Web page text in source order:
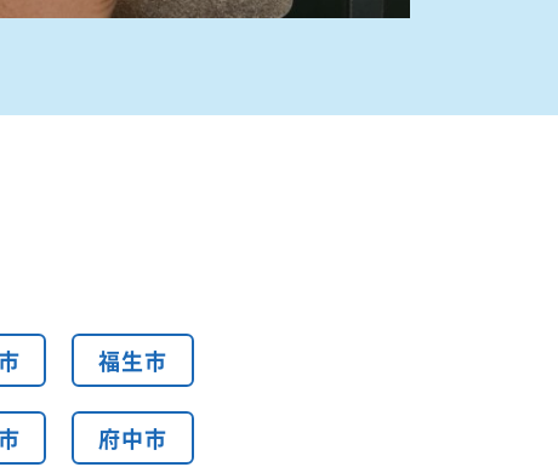
福生市
府中市